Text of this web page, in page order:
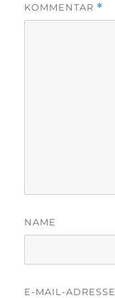
KOMMENTAR *
NAME
E-MAIL-ADRESSE